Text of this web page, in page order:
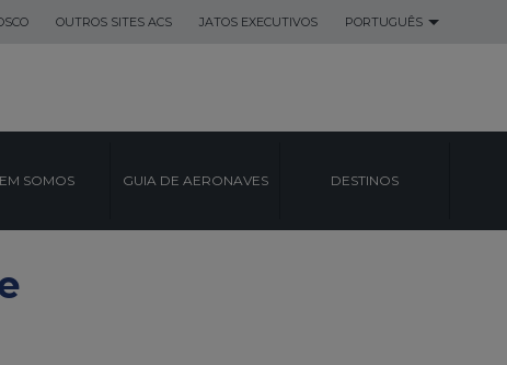
OUTROS SITES ACS JATOS EXECUTIVOS PORTUGUÊS
SOMOS GUIA DE AERONAVES DESTINOS